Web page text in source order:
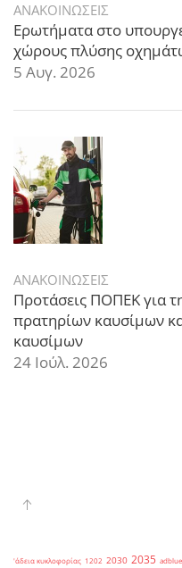
ΑΝΑΚΟΙΝΩΣΕΙΣ
Ερωτήματα στο
χώρους πλύσης
5 Αυγ. 2026
ΑΝΑΚΟΙΝΩΣΕΙΣ
Προτάσεις ΠΟΠΕΚ για
πρατηρίων καυσίμων
καυσίμων
24 Ιούλ. 2026
'άδεια κυκλοφορίας 1202 2030 2035 adblue